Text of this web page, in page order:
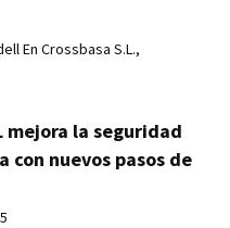
En Crossbasa S.L.,
mejora la seguridad
con nuevos pasos de